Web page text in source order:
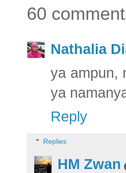
60
Nathalia
ya ampun,
ya
Reply
Replies
HM Zwan